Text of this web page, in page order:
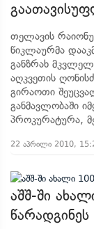
თელავის
წიკლაურმა
განზრახ
აღკვეთის
გირაოთი
განმავლობაში
პროკურატურა,
22 აპრილი 2010,
აშშ-ში
წარადგინეს